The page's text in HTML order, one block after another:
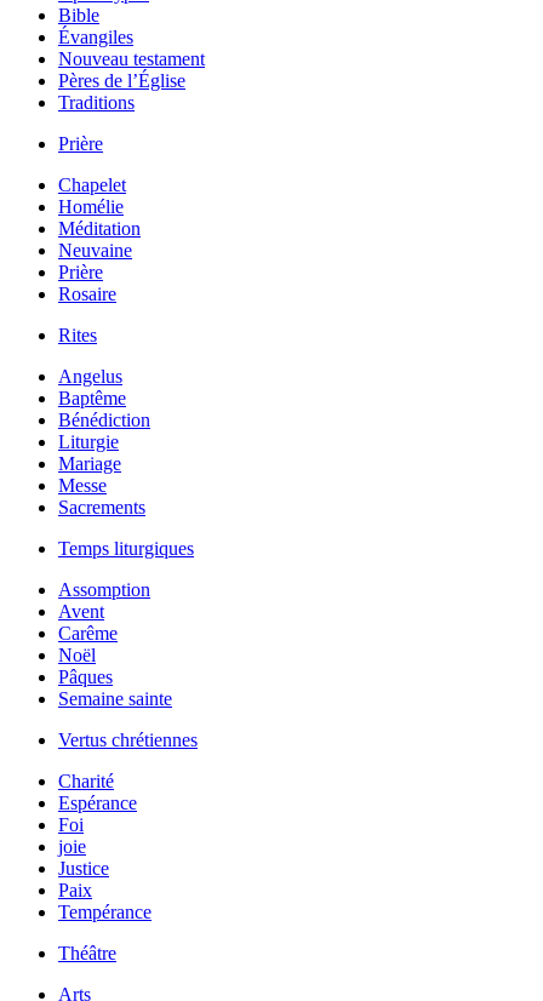
Bible
Évangiles
Nouveau testament
Pères de l’Église
Traditions
Prière
Chapelet
Homélie
Méditation
Neuvaine
Prière
Rosaire
Rites
Angelus
Baptême
Bénédiction
Liturgie
Mariage
Messe
Sacrements
Temps liturgiques
Assomption
Avent
Carême
Noël
Pâques
Semaine sainte
Vertus chrétiennes
Charité
Espérance
Foi
joie
Justice
Paix
Tempérance
Théâtre
Arts